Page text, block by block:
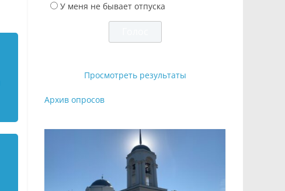
У меня не бывает отпуска
Просмотреть результаты
Архив опросов